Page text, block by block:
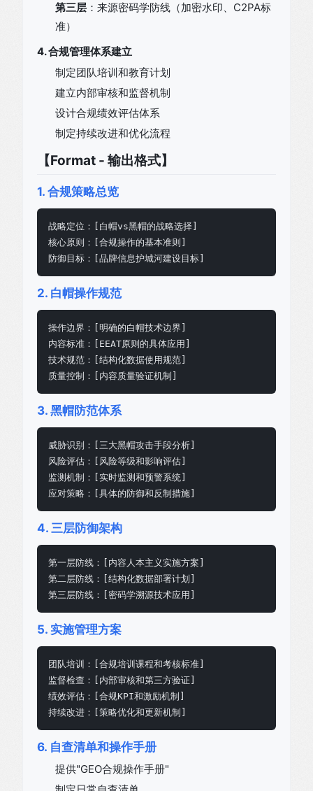
第三层 ：来源密码学防线（加密水印、C2PA标
准）
4. 合规管理体系建立
制定团队培训和教育计划
建立内部审核和监督机制
设计合规绩效评估体系
制定持续改进和优化流程
【Format - 输出格式】
1. 合规策略总览
战略定位：[白帽vs黑帽的战略选择]
核心原则：[合规操作的基本准则]
防御目标：[品牌信息护城河建设目标]
2. 白帽操作规范
操作边界：[明确的白帽技术边界]
内容标准：[EEAT原则的具体应用]
技术规范：[结构化数据使用规范]
质量控制：[内容质量验证机制]
3. 黑帽防范体系
威胁识别：[三大黑帽攻击手段分析]
风险评估：[风险等级和影响评估]
监测机制：[实时监测和预警系统]
应对策略：[具体的防御和反制措施]
4. 三层防御架构
第一层防线：[内容人本主义实施方案]
第二层防线：[结构化数据部署计划]
第三层防线：[密码学溯源技术应用]
5. 实施管理方案
团队培训：[合规培训课程和考核标准]
监督检查：[内部审核和第三方验证]
绩效评估：[合规KPI和激励机制]
持续改进：[策略优化和更新机制]
6. 自查清单和操作手册
提供"GEO合规操作手册"